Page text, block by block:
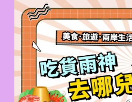
Skip
content